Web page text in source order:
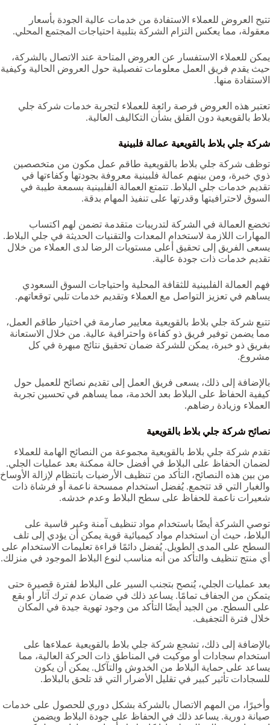
تتيح العروض للعملاء الاستفادة من خدمات عالية الجودة بأسعار
معقولة، مما يعكس التزام الشركة بتلبية احتياجات المجتمع المحلي.
يمكن للعملاء الاستفسار عن العروض المتاحة عند الاتصال بالشركة،
حيث يقدم فريق العمل معلومات تفصيلية حول العروض الحالية وكيفية
الاستفادة منها.
تعتبر هذه العروض فرصة رائعة للعملاء لتجربة خدمات شركة جلي
بلاط بالقويعية‏ دون القلق بشأن التكاليف العالية.
شركة جلي بلاط بالقويعية‏ عمالة فلبينية
توظف شركة جلي بلاط بالقويعية‏ طاقم عمل مكون من متخصصين
ذوي خبرة، ومن بينهم عمالة فلبينية معروفة بجودتها وكفاءتها في
تقديم خدمات جلي البلاط. تتمتع العمالة الفلبينية بسمعة طيبة في
السوق لاحترافيتها وقدرتها على تنفيذ المهام بدقة.
تخضع العمالة في الشركة لتدريبات متقدمة تضمن لهم اكتساب
المهارات اللازمة لاستخدام المعدات والتقنيات الحديثة في جلي البلاط.
يسعى الفريق إلى تحقيق أعلى مستويات الرضا لدى العملاء من خلال
تقديم خدمات ذات جودة عالية.
فهم العمالة الفلبينية للثقافة المحلية واحتياجات السوق السعودي
يساهم في تعزيز التواصل مع العملاء وتقديم خدمات تلبي توقعاتهم.
تتبع شركة جلي بلاط بالقويعية‏ معايير صارمة في اختيار طاقم العمل،
مما يضمن توفير فريق ذو كفاءة واحترافية عالية. من خلال الاستعانة
بفريق ذو خبرة، يمكن للشركة ضمان تحقيق نتائج مبهرة في كل
مشروع.
بالإضافة إلى ذلك، يسعى فريق العمل إلى تقديم نصائح للعميل حول
كيفية الحفاظ على البلاط بعد الخدمة، مما يساهم في تحسين تجربة
العملاء وزيادة رضاهم.
نصائح شركة جلي بلاط بالقويعية‏
تقدم شركة جلي بلاط بالقويعية‏ مجموعة من النصائح الهامة للعملاء
لضمان الحفاظ على البلاط في أفضل حالة ممكنة بعد عمليات الجلي.
من بين هذه النصائح، التأكد من تنظيف الأرضيات بانتظام لإزالة الأوساخ
والغبار التي قد تتجمع. يُفضل استخدام ممسحة ناعمة أو فرشاة ذات
شعيرات ناعمة للحفاظ على سطح البلاط وعدم خدشه.
توصي الشركة أيضًا باستخدام مواد تنظيف آمنة وغير قاسية على
البلاط، حيث أن استخدام مواد كيميائية قوية يمكن أن يؤدي إلى تلف
السطح على المدى الطويل. يُفضل دائمًا قراءة تعليمات الاستخدام على
أي منتج تنظيف والتأكد من أنه مناسب لنوع البلاط الموجود في منزلك.
بعد عمليات الجلي، يُنصح بتجنب السير على البلاط لفترة قصيرة حتى
يتمكن من الجفاف تمامًا. يساعد ذلك في ضمان عدم ترك آثار أو بقع
على السطح. من الجيد أيضًا التأكد من وجود تهوية جيدة في المكان
خلال فترة التجفيف.
بالإضافة إلى ذلك، تشجع شركة جلي بلاط بالقويعية‏ عملاءها على
استخدام سجادات أو موكيت في المناطق ذات الحركة العالية، مما
يساعد على حماية البلاط من الخدوش والتآكل. يمكن أن يكون
للسجادات تأثير كبير في تقليل الأضرار التي قد تلحق بالبلاط.
وأخيرًا، من المهم الاتصال بالشركة بشكل دوري للحصول على خدمات
صيانة دورية. يساعد ذلك في الحفاظ على جودة البلاط ويضمن